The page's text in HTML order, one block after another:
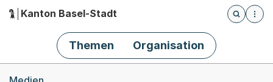
Hauptnavigation
Kanton Basel-Stadt
Öffnet
Themen Organisation